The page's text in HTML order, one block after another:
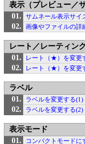
表示（プレビュー／
サムネール表示サイ
画像やファイルの詳
レート／レーティン
レート（★）を変更
レート（★）を変更
ラベル
ラベルを変更する(1)
ラベルを変更する(2)
表示モード
コンパクトモードに